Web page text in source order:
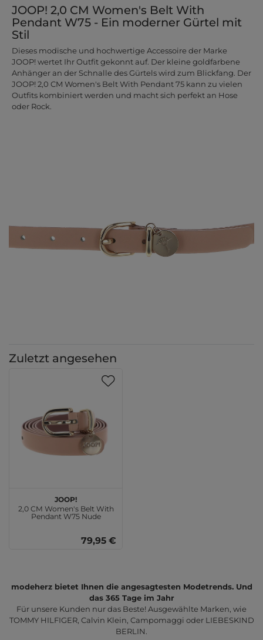
JOOP! 2,0 CM Women's Belt With
Pendant W75 - Ein moderner Gürtel mit
Stil
Dieses modische und hochwertige Accessoire der Marke
JOOP! wertet Ihr Outfit gekonnt auf. Der kleine goldfarbene
Anhänger an der Schnalle des Gürtels wird zum Blickfang. Der
JOOP! 2,0 CM Women's Belt With Pendant 75 kann zu vielen
Outfits kombiniert werden und macht sich perfekt an Hose
oder Rock.
Zuletzt angesehen
JOOP!
2,0 CM Women's Belt With
Pendant W75 Nude
79,95 €
modeherz bietet Ihnen die angesagtesten Modetrends. Und
das 365 Tage im Jahr
Für unsere Kunden nur das Beste! Ausgewählte Marken, wie
TOMMY HILFIGER, Calvin Klein, Campomaggi oder LIEBESKIND
BERLIN.